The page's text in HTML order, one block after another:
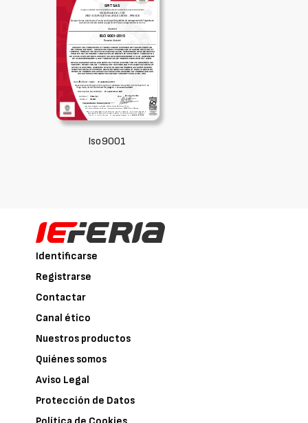
Iso9001
Identificarse
Registrarse
Contactar
Canal ético
Nuestros productos
Quiénes somos
Aviso Legal
Protección de Datos